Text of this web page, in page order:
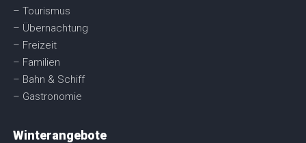
– Tourismus
– Übernachtung
– Freizeit
– Familien
– Bahn & Schiff
– Gastronomie
Winterangebote